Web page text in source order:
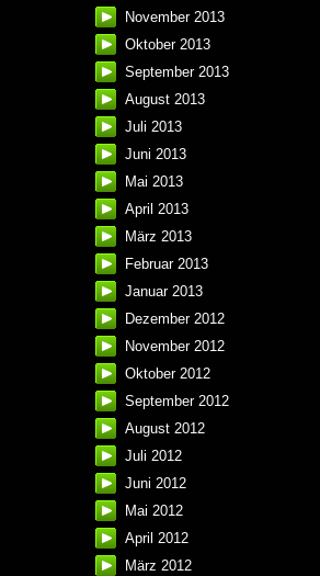
November 2013
Oktober 2013
September 2013
August 2013
Juli 2013
Juni 2013
Mai 2013
April 2013
März 2013
Februar 2013
Januar 2013
Dezember 2012
November 2012
Oktober 2012
September 2012
August 2012
Juli 2012
Juni 2012
Mai 2012
April 2012
März 2012